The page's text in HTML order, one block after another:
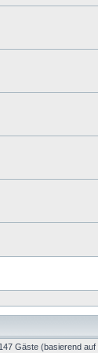
Gäste (basierend